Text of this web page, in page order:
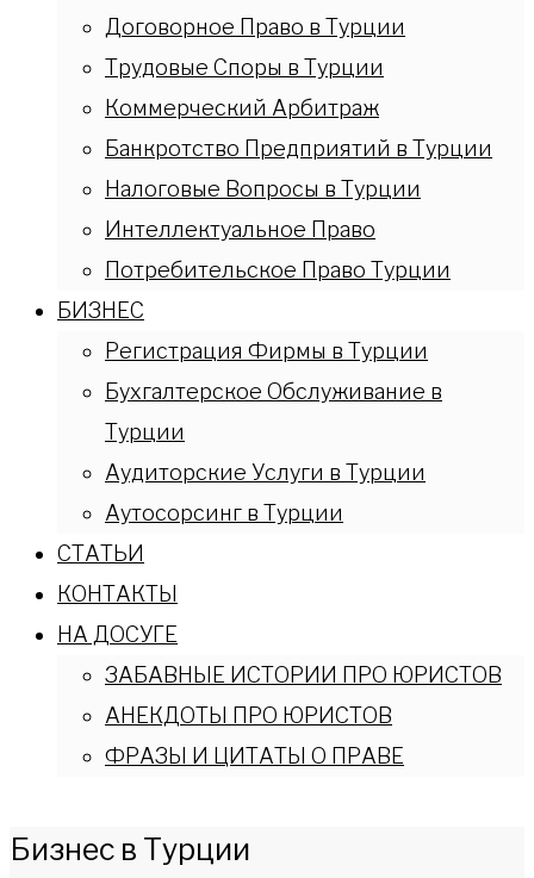
Договорное Право в Турции
Трудовые Споры в Турции
Коммерческий Арбитраж
Банкротство Предприятий в Турции
Налоговые Вопросы в Турции
Интеллектуальное Право
Потребительское Право Турции
БИЗНЕС
Регистрация Фирмы в Турции
Бухгалтерское Обслуживание в
Турции
Аудиторские Услуги в Турции
Аутосорсинг в Турции
СТАТЬИ
КОНТАКТЫ
НА ДОСУГЕ
ЗАБАВНЫЕ ИСТОРИИ ПРО ЮРИСТОВ
АНЕКДОТЫ ПРО ЮРИСТОВ
ФРАЗЫ И ЦИТАТЫ О ПРАВЕ
Бизнес в Турции